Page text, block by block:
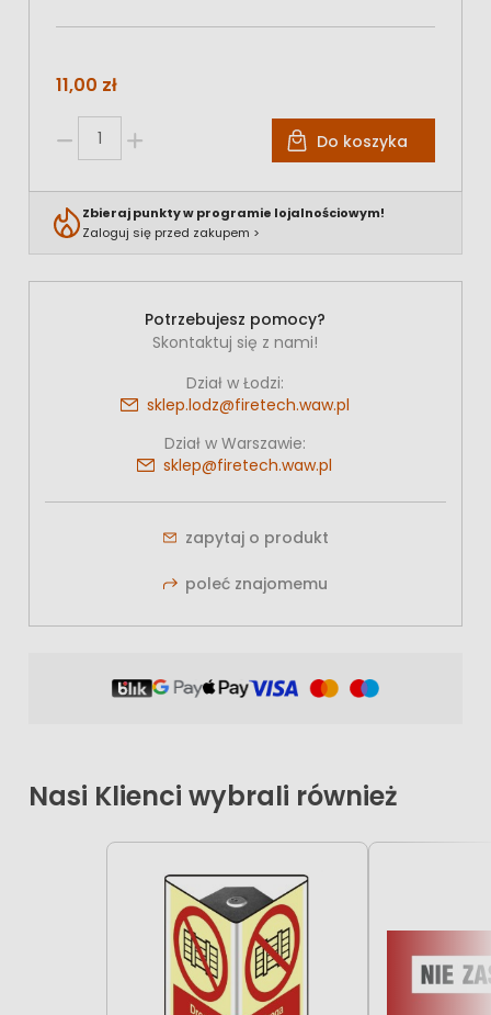
11,00 zł
Do koszyka
Zbieraj punkty w programie lojalnościowym!
Zaloguj się przed zakupem >
Potrzebujesz pomocy?
Skontaktuj się z nami!
Dział w Łodzi:
sklep.lodz@firetech.waw.pl
Dział w Warszawie:
sklep@firetech.waw.pl
zapytaj o produkt
poleć znajomemu
Nasi Klienci wybrali również